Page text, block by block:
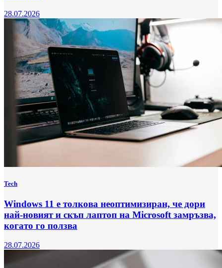
28.07.2026
Tech
Windows 11 е толкова неоптимизиран, че дори
най-новият и скъп лаптоп на Microsoft замръзва,
когато го ползва
28.07.2026